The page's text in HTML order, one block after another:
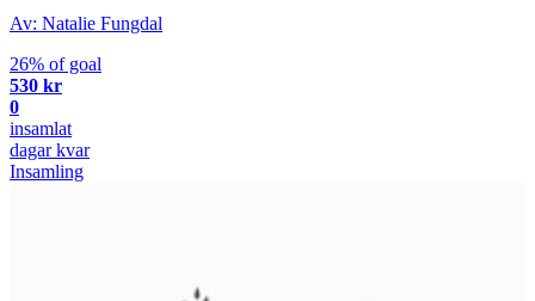
Av: Natalie Fungdal
26% of goal
530 kr
0
insamlat
dagar kvar
Insamling